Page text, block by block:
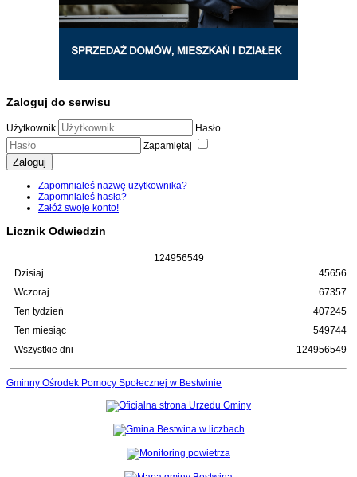
Zaloguj do serwisu
Użytkownik
Hasło
Zapamiętaj
Zaloguj
Zapomniałeś nazwę użytkownika?
Zapomniałeś hasła?
Załóż swoje konto!
Licznik Odwiedzin
124956549
Dzisiaj
Wczoraj
Ten tydzień
Ten miesiąc
Wszystkie dni
45656
67357
407245
549744
124956549
Gminny Ośrodek Pomocy Społecznej w Bestwinie